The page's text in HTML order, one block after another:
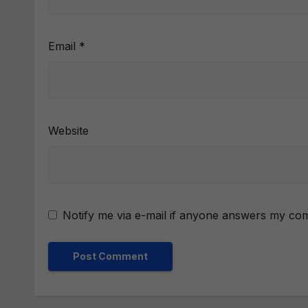
Email *
Website
Notify me via e-mail if anyone answers my